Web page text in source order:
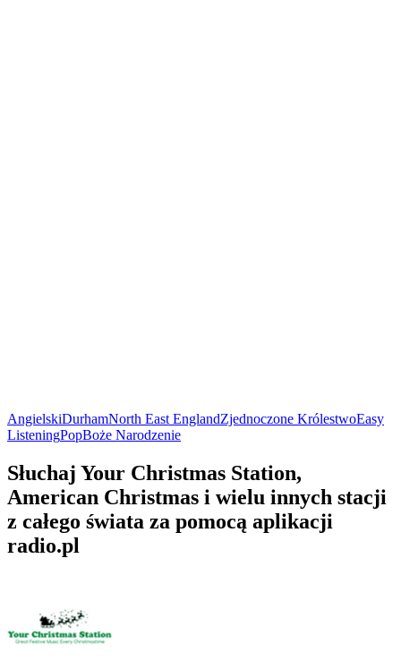
AngielskiDurhamNorth East EnglandZjednoczone KrólestwoEasy
ListeningPopBoże Narodzenie
Słuchaj Your Christmas Station,
American Christmas i wielu innych stacji
z całego świata za pomocą aplikacji
radio.pl